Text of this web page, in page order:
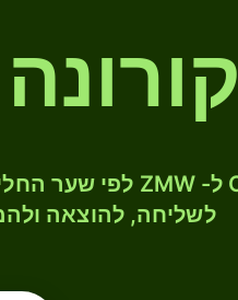
לשליחה, להוצאה